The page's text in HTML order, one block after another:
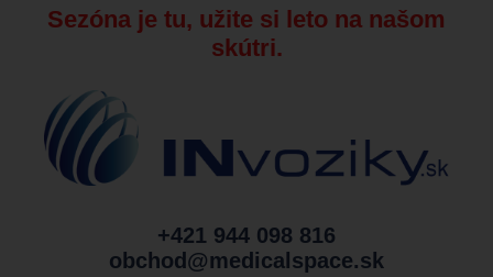
Sezóna je tu, užite si leto na našom
skútri.
+421 944 098 816
obchod@medicalspace.sk